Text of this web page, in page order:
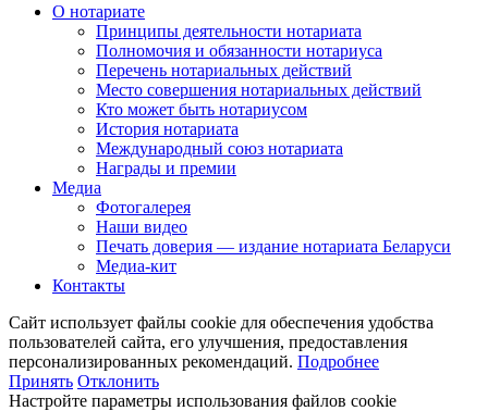
О нотариате
Принципы деятельности нотариата
Полномочия и обязанности нотариуса
Перечень нотариальных действий
Место совершения нотариальных действий
Кто может быть нотариусом
История нотариата
Международный союз нотариата
Награды и премии
Медиа
Фотогалерея
Наши видео
Печать доверия — издание нотариата Беларуси
Медиа-кит
Контакты
Сайт использует файлы cookie для обеспечения удобства
пользователей сайта, его улучшения, предоставления
персонализированных рекомендаций. Подробнее
Принять Отклонить
Настройте параметры использования файлов cookie